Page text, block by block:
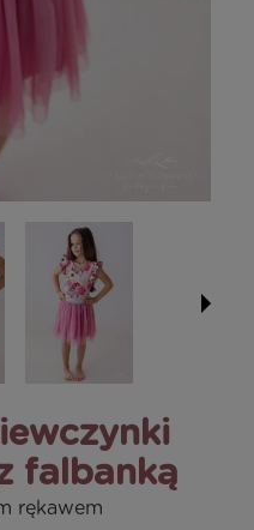
falbanką
rękawem